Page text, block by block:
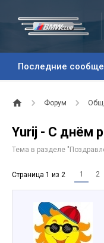
Последние
Форум
Yurij - С днём
Тема в разделе "
Страница 1 из 2 1 2